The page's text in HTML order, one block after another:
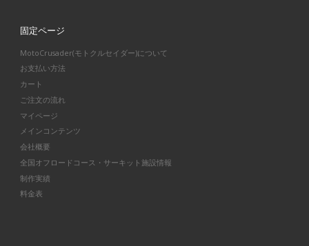
固定ページ
MotoCrusader(モトクルセイダー)について
お支払い方法
カート
ご注文の流れ
マイページ
メインコンテンツ
会社概要
全国オフロードコース・サーキット施設情報
制作実績
料金表